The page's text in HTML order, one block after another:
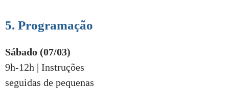
5. Programação
Sábado (07/03)
9h-12h | Instruções
seguidas de pequenas